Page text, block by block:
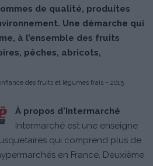
de qualité, produites
Une démarche qui
à l’ensemble des fruits
pêches, abricots,
des fruits et légumes frais – 2015
À propos d'Intermarché
Intermarché est une enseigne
qui comprend plus de
en France. Deuxième